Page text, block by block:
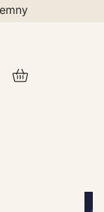
Produkty w